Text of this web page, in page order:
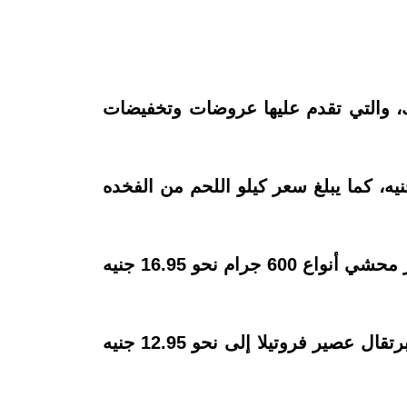
والتي تقدم عليها عروضات وتخفيضات
كندوز مكعبات بقري كيلو جرام في "بنده" حاليًا نحو 134.95 جنيه، بدلاً من 149.95 جنيه، كما يبلغ سعر كيلو اللحم من الفخده
ويبلغ سعر بيور خضار مشكل 600 جرام نحو 15.95 جنيه بدلاً من 26.95 جنيه، كما يصل سعر بيور محشي أنواع 600 جرام نحو 16.95 جنيه
ويصل سعر كيلو البصل الأحمر أو الذهبي نحو 3.95 جنيه بدلاً من 6.95 جنيه، ويصل سعر 2 كيلو برتقال عصير فروتيلا إلى نحو 12.95 جنيه